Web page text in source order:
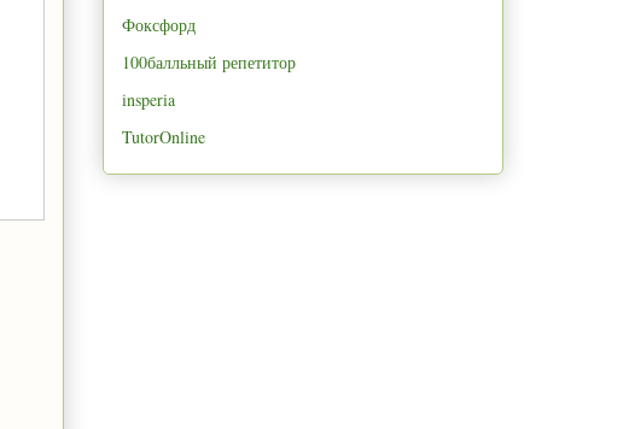
Фоксфорд
100балльный репетитор
insperia
TutorOnline